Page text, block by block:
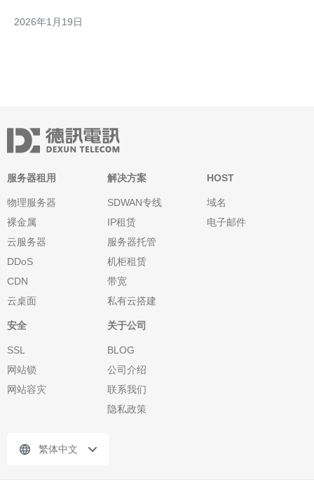
了解和利用这一技术。 首先，我们来了解一下VPS的基本概念。
2026年1月19日
服务器租用
物理服务器
裸金属
云服务器
DDoS
CDN
云桌面
解决方案
SDWAN专线
IP租赁
服务器托管
机柜租赁
带宽
私有云搭建
HOST
域名
电子邮件
安全
SSL
网站锁
网站容灾
关于公司
BLOG
公司介绍
联系我们
隐私政策
繁体中文